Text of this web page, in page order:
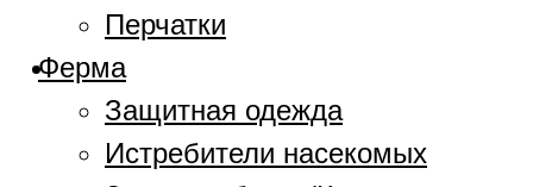
Перчатки
Ферма
Защитная одежда
Истребители насекомых